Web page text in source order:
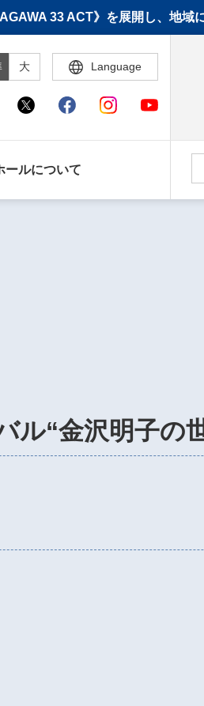
33 ACT》を展開し、地域
大 Language
ールについて
ル“金沢明子の